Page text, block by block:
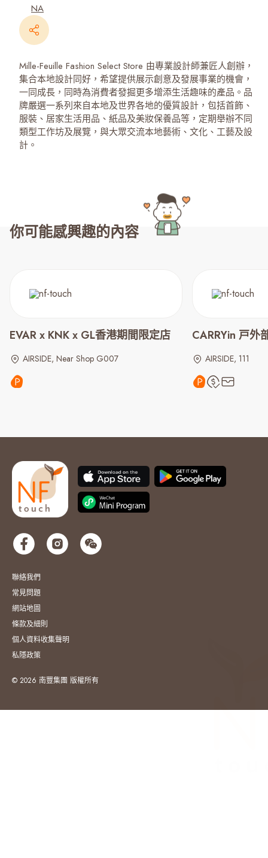
NA
Mille-Feuille Fashion Select Store 由專業設計師兼匠人創辦，
集合本地設計同好，希望提供展示創意及發展事業的機會，
一同成長，同時為消費者發掘更多增添生活趣味的產品。品
牌嚴選一系列來自本地及世界各地的優質設計，包括首飾、
服裝、居家生活用品、紙品及美妝保養品等，定期舉辦不同
類型工作坊及展覽，與大眾交流本地藝術、文化、工藝及設
計。
你可能感興趣的內容
EVAR x KNK x GL香港期間限定店
AIRSIDE, Near Shop G007
CARRYin 戸外
AIRSIDE, 111
聯絡我們
常見問題
網站地圖
條款及細則
個人資料收集聲明
私隱政策
© 2026 南豐集團 版權所有